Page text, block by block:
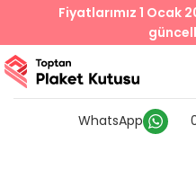
WhatsApp
Fiyatlarımız 1